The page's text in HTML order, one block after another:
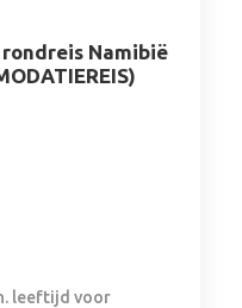
Namibië
leeftijd voor